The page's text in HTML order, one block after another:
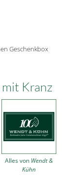
Geschenkbox
Kranz
Alles von Wendt &
Kühn